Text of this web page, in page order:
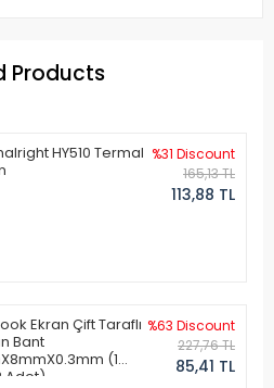
Products
HY510 Termal %31 Discount
165,13 TL
113,88 TL
Ekran Çift Taraflı
Bant
(1
Adet)
%63 Discount
227,76 TL
85,41 TL